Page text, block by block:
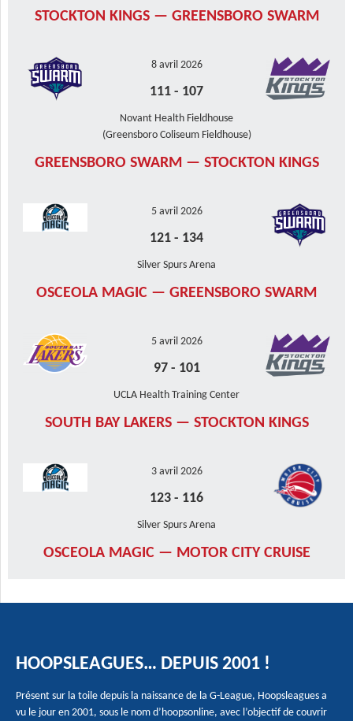
STOCKTON KINGS — GREENSBORO SWARM
8 avril 2026
111 - 107
Novant Health Fieldhouse
(Greensboro Coliseum Fieldhouse)
GREENSBORO SWARM — STOCKTON KINGS
5 avril 2026
121 - 134
Silver Spurs Arena
OSCEOLA MAGIC — GREENSBORO SWARM
5 avril 2026
97- 101
UCLA Health Training Center
SOUTH BAY LAKERS — STOCKTON KINGS
3 avril 2026
123 - 116
Silver Spurs Arena
OSCEOLA MAGIC — MOTOR CITY CRUISE
HOOPSLEAGUES… DEPUIS 2001 !
Présent sur la toile depuis la naissance de la G-League, Hoopsleagues a
vu le jour en 2001, sous le nom d’hoopsonline, avec l’objectif de couvrir